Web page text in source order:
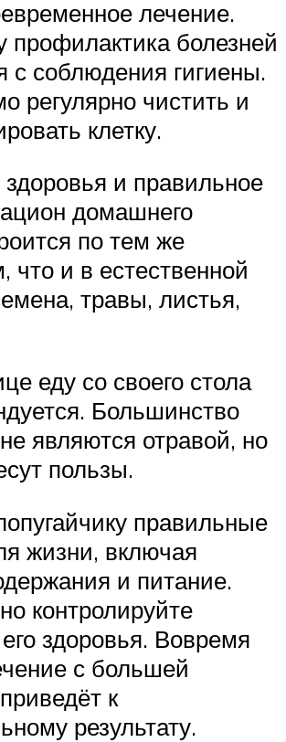
лечение.
профилактика болезней
с соблюдения гигиены.
регулярно чистить и
клетку.
и правильное
домашнего
по тем же
что и в естественной
травы, листья,
еду со своего стола
Большинство
являются отравой, но
пользы.
правильные
жизни, включая
и питание.
контролируйте
здоровья. Вовремя
с большей
к
результату.